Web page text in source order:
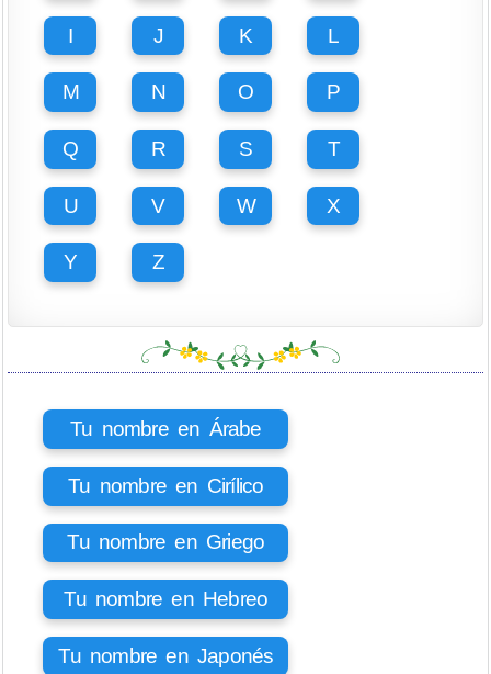
I J K L
M N O P
Q R S T
U V W X
Y Z
Tu nombre en Árabe
Tu nombre en Cirílico
Tu nombre en Griego
Tu nombre en Hebreo
Tu nombre en Japonés